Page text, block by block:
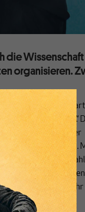
die
organisieren.
oder Bäckers
eigenes Interesse.“
ich damals an der
noch gelehrt wird.
ich sämtliche
Und dem
Semester nicht mehr
Mitstudenten.